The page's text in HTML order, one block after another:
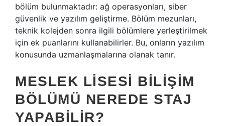
bölüm bulunmaktadır: ağ operasyonları, siber
güvenlik ve yazılım geliştirme. Bölüm mezunları,
teknik kolejden sonra ilgili bölümlere yerleştirilmek
için ek puanlarını kullanabilirler. Bu, onların yazılım
konusunda uzmanlaşmalarına olanak tanır.
MESLEK LISESI BILIŞIM
BÖLÜMÜ NEREDE STAJ
YAPABILIR?